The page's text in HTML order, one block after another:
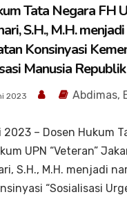
Tata Negara FH
S.H., M.H.
Konsinyasi
Manusia
2023 Abdimas,
2023 – Dosen Hukum
UPN “Veteran”
S.H., M.H. menjadi
“Sosialisasi